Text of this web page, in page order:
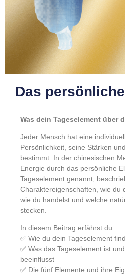
Das
Was dein Tageselement über
Jeder Mensch hat eine
Persönlichkeit, seine Stärken
bestimmt. In der chinesischen
Energie durch das persönliche
Tageselement genannt,
Charaktereigenschaften, wie du
wie du handelst und welche
stecken.
In diesem Beitrag erfährst du:
✅ Wie du dein Tageselement
✅ Was das Tageselement ist
beeinflusst
✅ Die fünf Elemente und ihre